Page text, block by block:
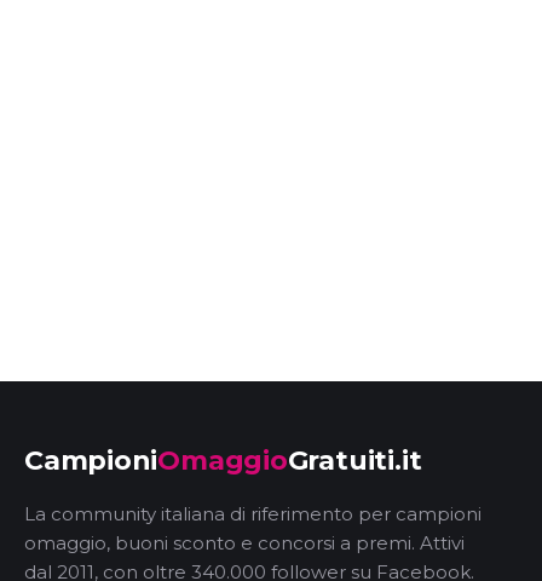
CampioniOmaggioGratuiti.it
La community italiana di riferimento per campioni
omaggio, buoni sconto e concorsi a premi. Attivi
dal 2011, con oltre 340.000 follower su Facebook.